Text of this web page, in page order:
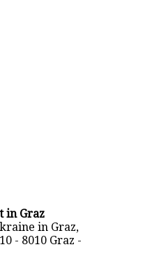
in Graz
in Graz,
- 8010 Graz -